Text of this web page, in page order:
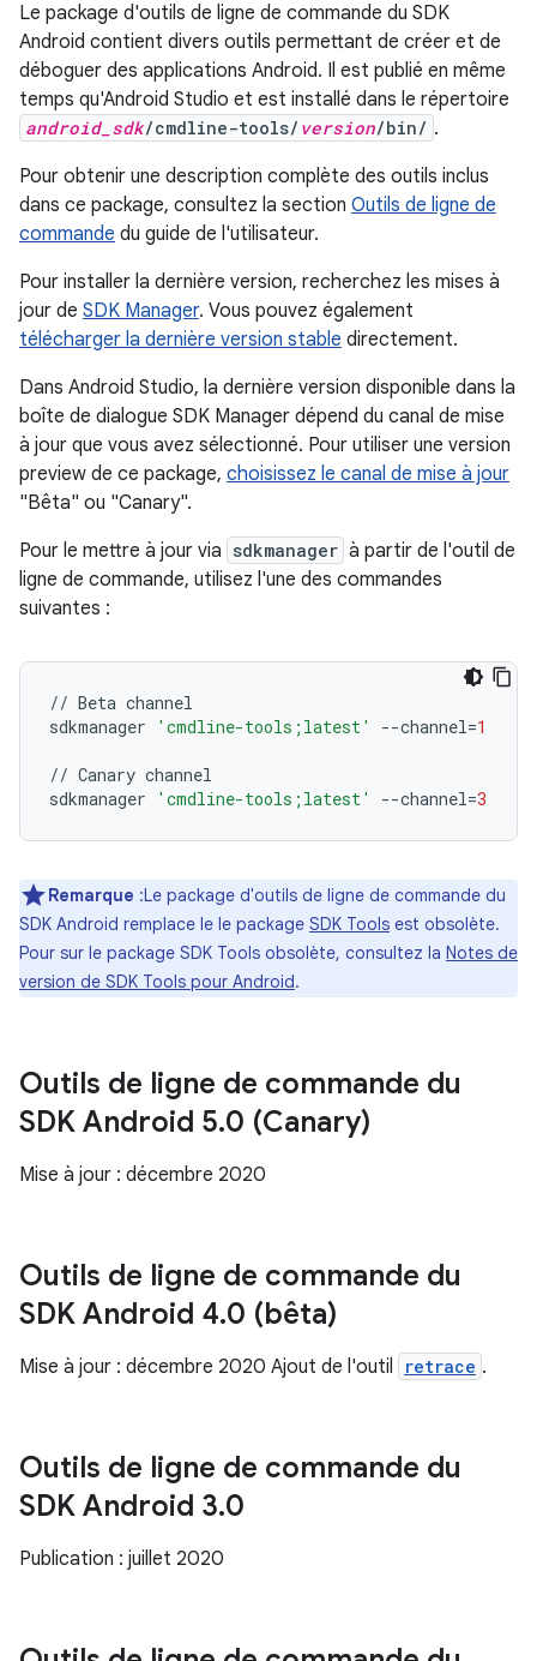
Le package d'outils de ligne de commande du SDK
Android contient divers outils permettant de créer et de
déboguer des applications Android. Il est publié en même
temps qu'Android Studio et est installé dans le répertoire
android_sdk/cmdline-tools/ version/bin/ .
Pour obtenir une description complète des outils inclus
dans ce package, consultez la section Outils de ligne de
commande du guide de l'utilisateur.
Pour installer la dernière version, recherchez les mises à
jour de SDK Manager. Vous pouvez également
télécharger la dernière version stable directement.
Dans Android Studio, la dernière version disponible dans la
boîte de dialogue SDK Manager dépend du canal de mise
à jour que vous avez sélectionné. Pour utiliser une version
preview de ce package, choisissez le canal de mise à jour
"Bêta" ou "Canary".
Pour le mettre à jour via sdkmanager à partir de l'outil de
ligne de commande, utilisez l'une des commandes
suivantes :
// Beta channel
sdkmanager
'cmdline-tools;latest' --channel=1
// Canary channel
sdkmanager
'cmdline-tools;latest' --channel=3
Remarque :Le package d'outils de ligne de commande du
SDK Android remplace le le package SDK Tools est obsolète.
Pour sur le package SDK Tools obsolète, consultez la Notes de
version de SDK Tools pour Android.
Outils de ligne de commande du
SDK Android 5.0 (Canary)
Mise à jour : décembre 2020
Outils de ligne de commande du
SDK Android 4.0 (bêta)
Mise à jour : décembre 2020 Ajout de l'outil retrace .
Outils de ligne de commande du
SDK Android 3.0
Publication : juillet 2020